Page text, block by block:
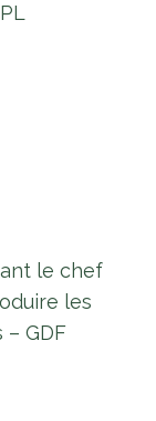
le chef
les
GDF